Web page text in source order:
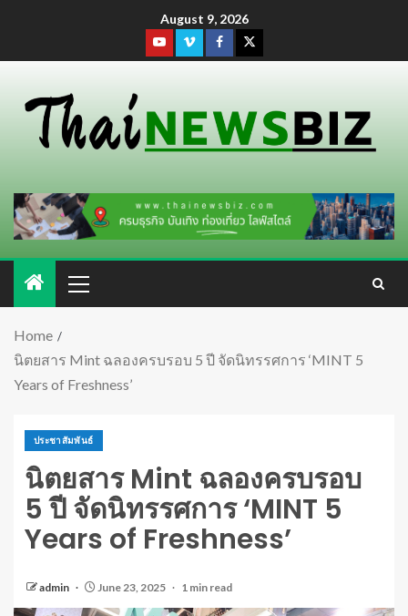
August 9, 2026
Home
นิตยสาร Mint ฉลองครบรอบ 5 ปี จัดนิทรรศการ ‘MINT 5
Years of Freshness’
ประชาสัมพันธ์
นิตยสาร Mint ฉลองครบรอบ
5 ปี จัดนิทรรศการ ‘MINT 5
Years of Freshness’
admin June 23, 2025 1 min read